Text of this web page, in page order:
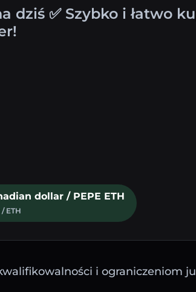
dziś ✅ Szybko i łatwo
dollar / PEPE ETH
ETH
i ograniczeniom